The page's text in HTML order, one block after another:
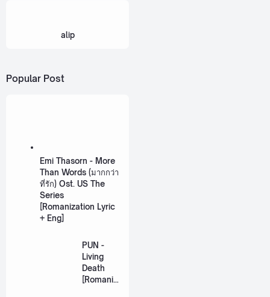
alip
Popular Post
Emi Thasorn - More
Than Words (มากกว่า
ที่รัก) Ost. US The
Series
[Romanization Lyric
+ Eng]
PUN -
Living
Death
[Romaniz